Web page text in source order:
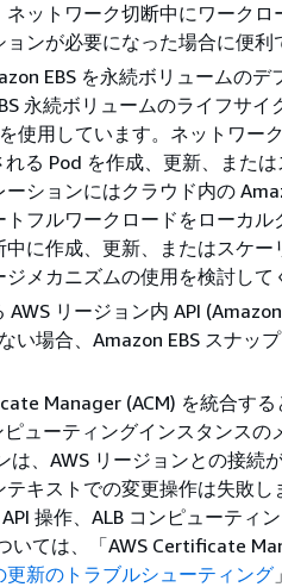
ットワーク切断中にワーク
ンが必要になった場合に便利
EBS を永続ボリュームのデ
永続ボリュームのライフサイ
使用しています。ネットワー
れる Pod を作成、更新、また
ションにはクラウド内の
フルワークロードをローカル
に作成、更新、またはスケ
メカニズムの使用を検討して
リージョン内 API
い場合、Amazon EBS スナッ
Manager (ACM) を統合す
ューティングインスタンスの
は、AWS リージョンとの接続
キストでの変更操作は失敗し
操作、ALB コンピューティ
いては、「AWS Certificate
新のトラブルシューティング